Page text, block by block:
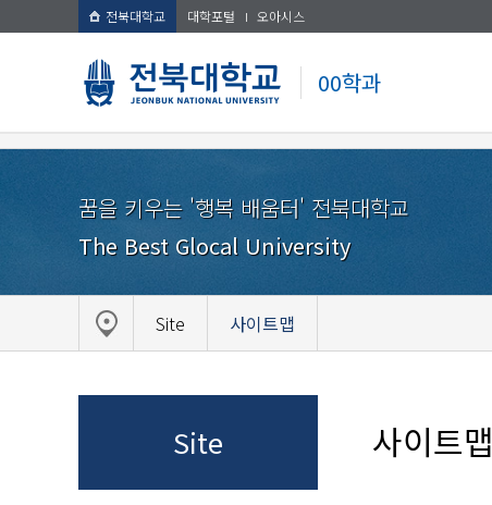
전북대학교 대학포털 오아시스
00학과
꿈을 키우는 '행복 배움터' 전북대학교
The Best Glocal University
Site 사이트맵
Site 사이트맵